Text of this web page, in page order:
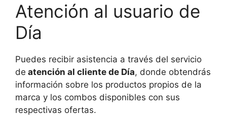
Atención al usuario de
Día
Puedes recibir asistencia a través del servicio
de atención al cliente de Día, donde obtendrás
información sobre los productos propios de la
marca y los combos disponibles con sus
respectivas ofertas.